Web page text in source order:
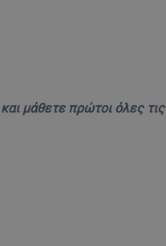
και μάθετε πρώτοι όλες τις